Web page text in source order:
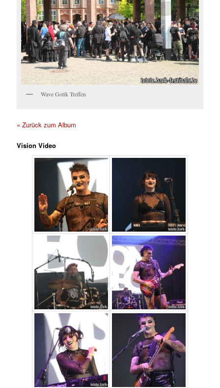
Wave Gotik Treffen
« Zurück zum Album
Vision Video